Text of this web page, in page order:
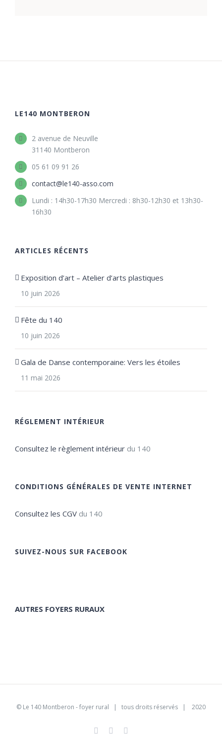
LE140 MONTBERON
2 avenue de Neuville
31140 Montberon
05 61 09 91 26
contact@le140-asso.com
Lundi : 14h30-17h30 Mercredi : 8h30-12h30 et 13h30-
16h30
ARTICLES RÉCENTS
Exposition d’art – Atelier d’arts plastiques
10 juin 2026
Fête du 140
10 juin 2026
Gala de Danse contemporaine: Vers les étoiles
11 mai 2026
RÉGLEMENT INTÉRIEUR
Consultez le règlement intérieur du 140
CONDITIONS GÉNÉRALES DE VENTE INTERNET
Consultez les CGV du 140
SUIVEZ-NOUS SUR FACEBOOK
AUTRES FOYERS RURAUX
© Le 140 Montberon - foyer rural | tous droits réservés | 2020
FacebookInstagram